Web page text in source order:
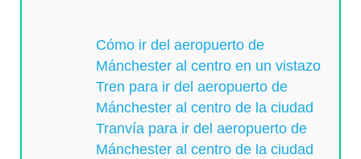
Cómo ir del aeropuerto de
Mánchester al centro en un vistazo
Tren para ir del aeropuerto de
Mánchester al centro de la ciudad
Tranvía para ir del aeropuerto de
Mánchester al centro de la ciudad